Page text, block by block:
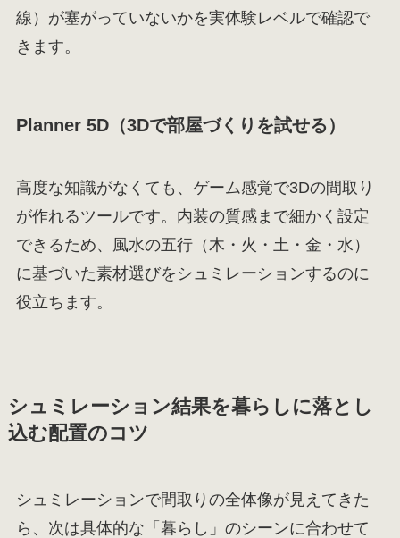
線）が塞がっていないかを実体験レベルで確認で
きます。
Planner 5D（3Dで部屋づくりを試せる）
高度な知識がなくても、ゲーム感覚で3Dの間取り
が作れるツールです。内装の質感まで細かく設定
できるため、風水の五行（木・火・土・金・水）
に基づいた素材選びをシュミレーションするのに
役立ちます。
シュミレーション結果を暮らしに落とし
込む配置のコツ
シュミレーションで間取りの全体像が見えてきた
ら、次は具体的な「暮らし」のシーンに合わせて